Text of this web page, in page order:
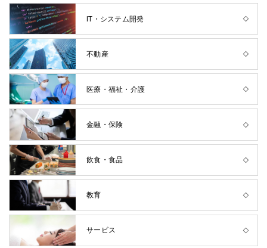
IT・システム開発
不動産
医療・福祉・介護
金融・保険
飲食・食品
教育
サービス